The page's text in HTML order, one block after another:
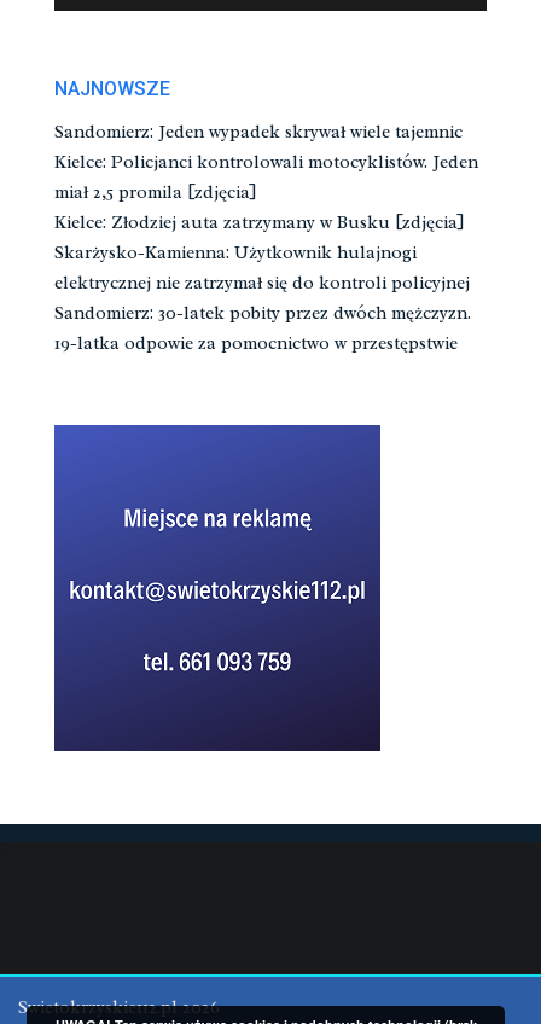
NAJNOWSZE
Sandomierz: Jeden wypadek skrywał wiele tajemnic
Kielce: Policjanci kontrolowali motocyklistów. Jeden
miał 2,5 promila [zdjęcia]
Kielce: Złodziej auta zatrzymany w Busku [zdjęcia]
Skarżysko-Kamienna: Użytkownik hulajnogi
elektrycznej nie zatrzymał się do kontroli policyjnej
Sandomierz: 30-latek pobity przez dwóch mężczyzn.
19-latka odpowie za pomocnictwo w przestępstwie
Swietokrzyskie112.pl 2026